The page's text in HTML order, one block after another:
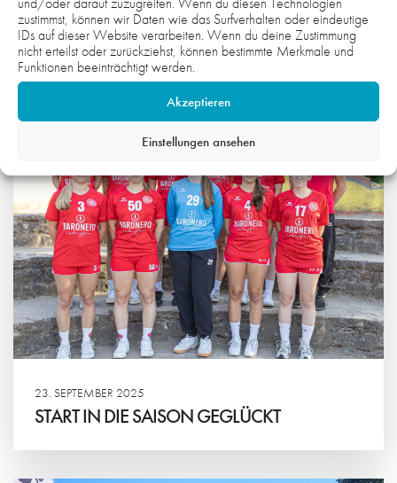
zustimmst, können wir Daten wie das Surfverhalten oder eindeutige
IDs auf dieser Website verarbeiten. Wenn du deine Zustimmung
nicht erteilst oder zurückziehst, können bestimmte Merkmale und
Funktionen beeinträchtigt werden.
Akzeptieren
Einstellungen ansehen
ÜBER DEN CHARAKTER UND KAMPF ZUM
SIEG
Weiterlesen
23. SEPTEMBER 2025
START IN DIE SAISON GEGLÜCKT